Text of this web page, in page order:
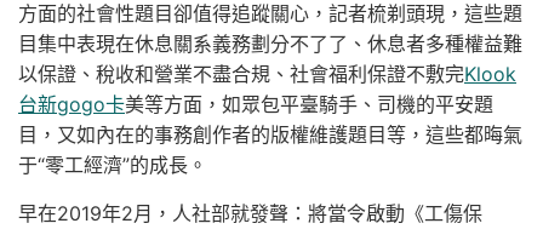
方面的社會性題目卻值得追蹤關心，記者梳剃頭現，這些題
目集中表現在休息關系義務劃分不了了、休息者多種權益難
以保證、稅收和營業不盡合規、社會福利保證不敷完Klook
台新gogo卡美等方面，如眾包平臺騎手、司機的平安題
目，又如內在的事務創作者的版權維護題目等，這些都晦氣
于“零工經濟”的成長。
早在2019年2月，人社部就發聲：將當令啟動《工傷保